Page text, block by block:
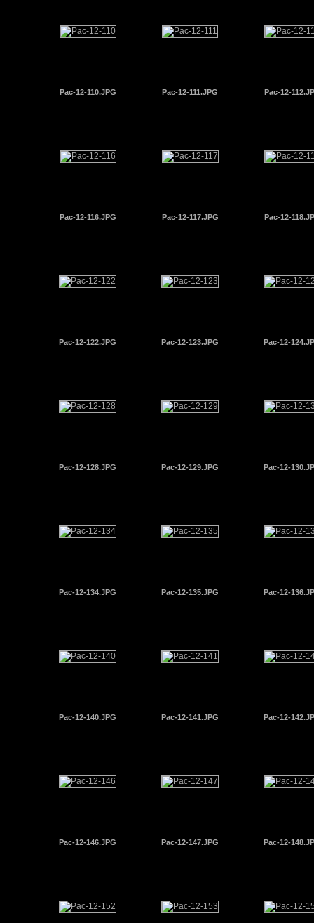
Pac-12-110.JPG Pac-12-111.JPG Pac-12-
Pac-12-116.JPG Pac-12-117.JPG Pac-12-
Pac-12-122.JPG Pac-12-123.JPG Pac-12-
Pac-12-128.JPG Pac-12-129.JPG Pac-12-
Pac-12-134.JPG Pac-12-135.JPG Pac-12-
Pac-12-140.JPG Pac-12-141.JPG Pac-12-
Pac-12-146.JPG Pac-12-147.JPG Pac-12-